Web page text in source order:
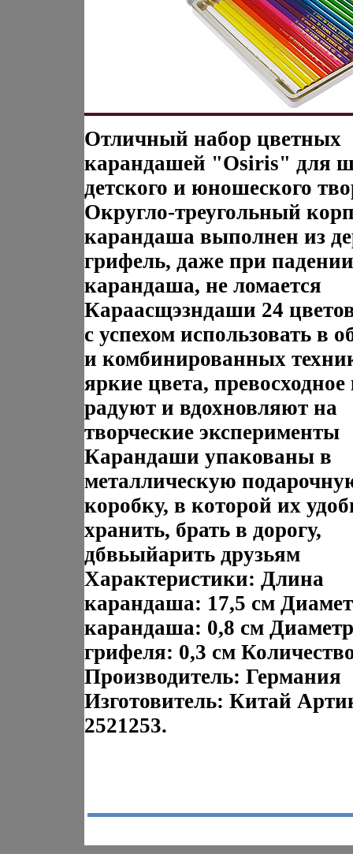
Отличный набор цветных
карандашей "Osiris" для
детского и юношеского
Округло-треугольный
карандаша выполнен из
грифель, даже при падении
карандаша, не ломается
Караасщэзндаши 24
с успехом использовать в
и комбинированных
яркие цвета, превосходное
радуют и вдохновляют на
творческие эксперименты
Карандаши упакованы в
металлическую
коробку, в которой их
хранить, брать в дорогу,
дбвьыйарить друзьям
Характеристики: Длина
карандаша: 17,5 см
карандаша: 0,8 см Диаметр
грифеля: 0,3 см
Производитель: Германия
Изготовитель: Китай
2521253.